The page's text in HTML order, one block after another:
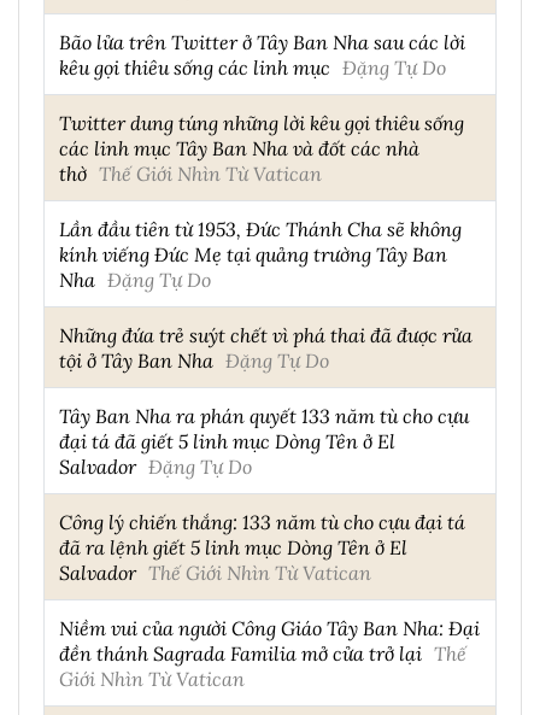
Bão lửa trên Twitter ở Tây Ban Nha sau các lời
kêu gọi thiêu sống các linh mục Đặng Tự Do
Twitter dung túng những lời kêu gọi thiêu sống
các linh mục Tây Ban Nha và đốt các nhà
thờ Thế Giới Nhìn Từ Vatican
Lần đầu tiên từ 1953, Đức Thánh Cha sẽ không
kính viếng Đức Mẹ tại quảng trường Tây Ban
Nha Đặng Tự Do
Những đứa trẻ suýt chết vì phá thai đã được rửa
tội ở Tây Ban Nha Đặng Tự Do
Tây Ban Nha ra phán quyết 133 năm tù cho cựu
đại tá đã giết 5 linh mục Dòng Tên ở El
Salvador Đặng Tự Do
Công lý chiến thắng: 133 năm tù cho cựu đại tá
đã ra lệnh giết 5 linh mục Dòng Tên ở El
Salvador Thế Giới Nhìn Từ Vatican
Niềm vui của người Công Giáo Tây Ban Nha: Đại
đền thánh Sagrada Familia mở cửa trở lại Thế
Giới Nhìn Từ Vatican